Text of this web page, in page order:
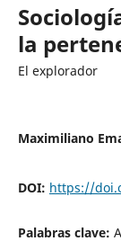
la
El explorador
Maximiliano
DOI: https://
Palabras clave: